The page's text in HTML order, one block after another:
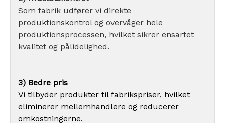
Som fabrik udfører vi direkte
produktionskontrol og overvåger hele
produktionsprocessen, hvilket sikrer ensartet
kvalitet og pålidelighed.
3) Bedre pris
Vi tilbyder produkter til fabrikspriser, hvilket
eliminerer mellemhandlere og reducerer
omkostningerne.